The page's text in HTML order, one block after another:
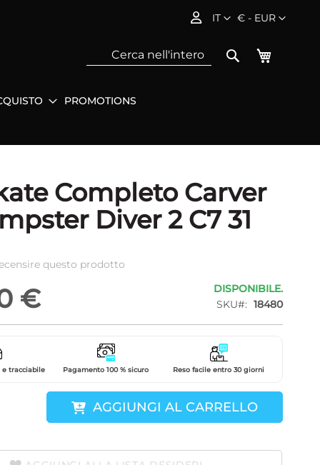
Valuta
€ - EUR
Lingua
IT
Carrello
Search
PROMOTIONS
Completo Carver
Diver 2 C7 31
questo prodotto
€
DISPONIBILE.
SKU
18480
e tracciabile Pagamento 100 % sicuro Reso facile entro 30 giorni
AGGIUNGI AL CARRELLO